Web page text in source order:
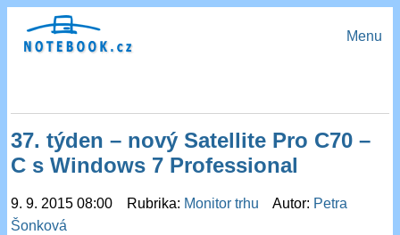
Menu
37. týden – nový Satellite Pro C70 –
C s Windows 7 Professional
9. 9. 2015 08:00 Rubrika: Monitor trhu Autor: Petra
Šonková